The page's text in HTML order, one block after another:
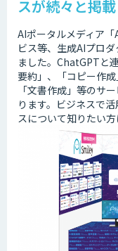
スが続々と掲載
AIポータルメディア
ビス等、生成AIプロ
ました。ChatGPTと
要約」、「コピー作成
「文書作成」等のサ
ります。ビジネスで
スについて知りたい